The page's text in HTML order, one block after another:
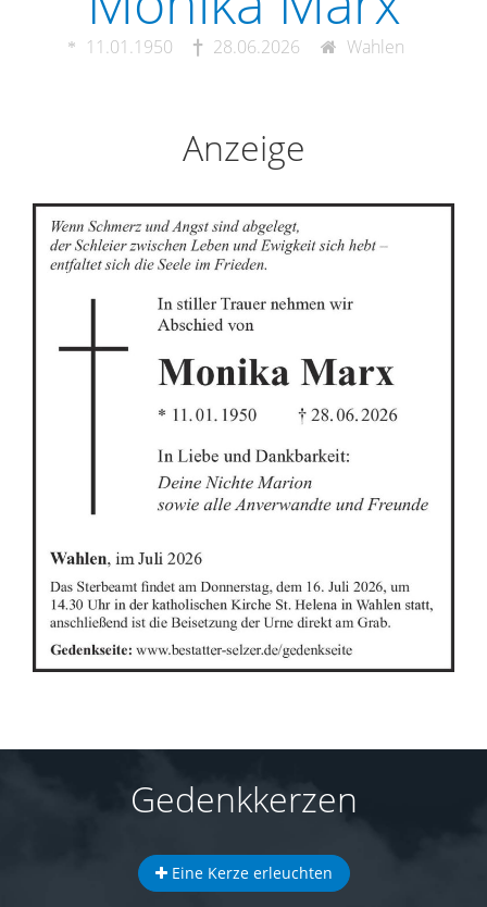
11.01.1950 28.06.2026 Wahlen
Anzeige
Gedenkkerzen
Eine Kerze erleuchten